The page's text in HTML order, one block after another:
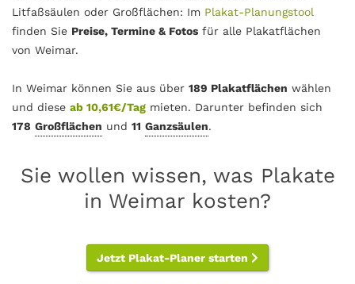
Litfaßsäulen oder Großflächen: Im Plakat-Planungstool
finden Sie Preise, Termine & Fotos für alle Plakatflächen
von Weimar.
In Weimar können Sie aus über 189 Plakatflächen wählen
und diese ab 10,61€/Tag mieten. Darunter befinden sich
178 Großflächen und 11 Ganzsäulen.
Sie wollen wissen, was Plakate
in Weimar kosten?
Jetzt Plakat-Planer starten